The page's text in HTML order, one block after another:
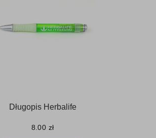
Długopis Herbalife
8.00 zł